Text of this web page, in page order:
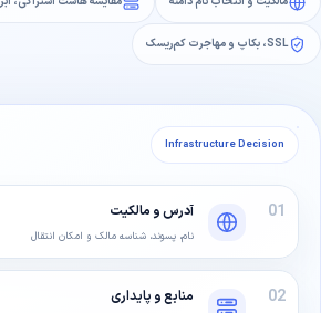
SSL، بکاپ و مهاجرت کم‌ریسک
Infrastructure Decision
01 آدرس و مالکیت
نام، پسوند، شناسه مالک و امکان انتقال
02 منابع و پایداری